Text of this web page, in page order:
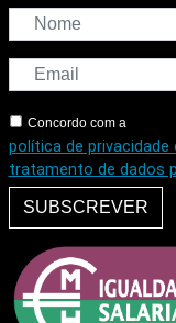
Concordo com a
política de privacidade
tratamento de dados
SUBSCREVER